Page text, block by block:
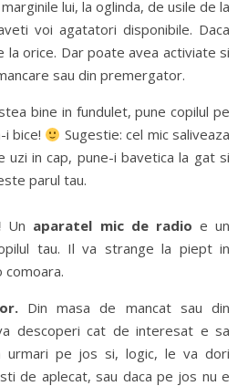
lui, la oglinda, de usile de la
voi agatatori disponibile. Daca
la orice. Dar poate avea activiate si
sau din premergator.
bine in fundulet, pune copilul pe
bice!
Sugestie: cel mic saliveaza
uzi in cap, pune-i bavetica la gat si
parul tau.
Un aparatel mic de radio e un
tau. Il va strange la piept in
comoara.
Din masa de mancat sau din
descoperi cat de interesat e sa
urmari pe jos si, logic, le va dori
de aplecat, sau daca pe jos nu e